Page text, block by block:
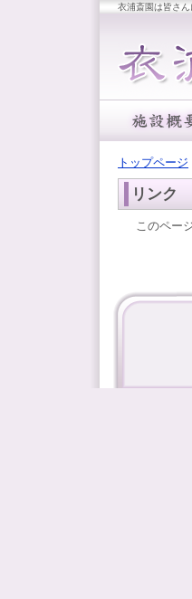
衣浦斎園は皆さ
トップページ
リンク
このペー